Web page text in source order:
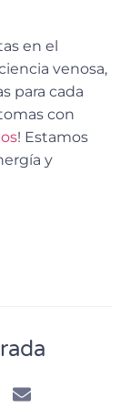
en el
venosa,
para cada
con
! Estamos
y